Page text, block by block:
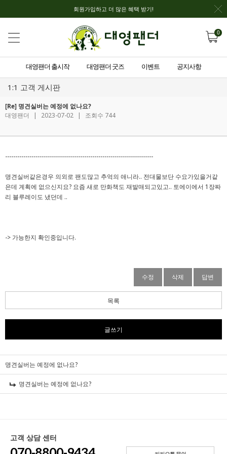
회원가입하고 더 많은 혜택 받기!
0
대영팬더 출시작 대영팬더 굿즈 이벤트 공지사항
1:1 고객 게시판
[Re] 명견실버는 예정에 없나요?
대영팬더
| 2023-07-02 | 조회수 744
-------------------------------------------------------------------------
명견실버같은경우 의외로 팬도많고 추억의 애니라.. 전대물보단 수요가있을거같
은데 계획에 없으신지요? 요즘 새로 만화책도 재발매되고있고.. 토에이에서 1장짜
리 블루레이도 냈던데 ..
-> 가능한지 확인중입니다.
수정 삭제 답변
목록
글쓰기
명견실버는 예정에 없나요?
명견실버는 예정에 없나요?
고객 상담 센터